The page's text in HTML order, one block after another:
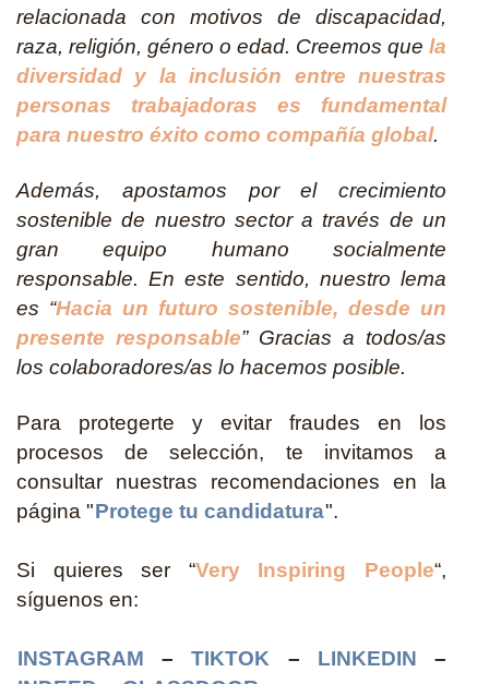
relacionada con motivos de discapacidad,
raza, religión, género o edad. Creemos que la
diversidad y la inclusión entre nuestras
personas trabajadoras es fundamental
para nuestro éxito como compañía global.
Además, apostamos por el crecimiento
sostenible de nuestro sector a través de un
gran equipo humano socialmente
responsable. En este sentido, nuestro lema
es “Hacia un futuro sostenible, desde un
presente responsable” Gracias a todos/as
los colaboradores/as lo hacemos posible.
Para protegerte y evitar fraudes en los
procesos de selección, te invitamos a
consultar nuestras recomendaciones en la
página "Protege tu candidatura".
Si quieres ser “Very Inspiring People“,
síguenos en:
INSTAGRAM – TIKTOK – LINKEDIN –